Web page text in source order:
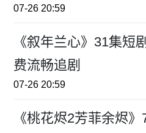
07-26 20:59
《叙年兰心》31集短
费流畅追剧
07-26 20:59
《桃花烬2芳菲余烬》